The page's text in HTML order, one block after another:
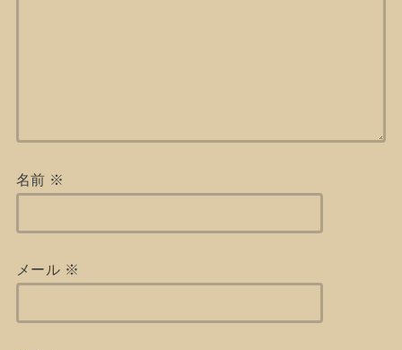
名前 ※
メール ※